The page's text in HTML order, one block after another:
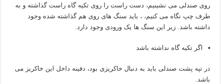
روی صندلی می نشینیم، دست راست را روی تکیه گاه راست گذاشته و به
طرف چپ نگاه می کنیم، ، باید سنگ های روی هم گذاشته شده وجود
داشته باشد. زیر این سنگ ها یک ورودی وجود دارد.
اگر تکیه گاه نداشته باشد
در تپه پشت صندلی باید به دنبال خاکریزی بود، دفینه داخل این خاکریز می
باشد.